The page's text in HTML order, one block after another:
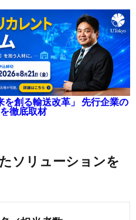
を創る輸送改革」 先行企業の
徹底取材